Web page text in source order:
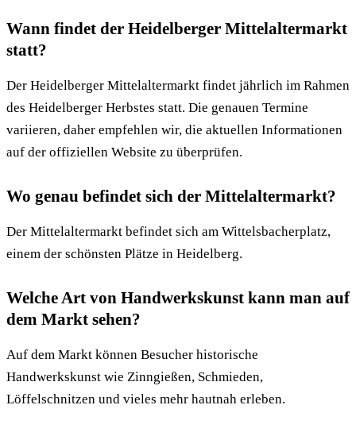
Wann findet der Heidelberger Mittelaltermarkt
statt?
Der Heidelberger Mittelaltermarkt findet jährlich im Rahmen
des Heidelberger Herbstes statt. Die genauen Termine
variieren, daher empfehlen wir, die aktuellen Informationen
auf der offiziellen Website zu überprüfen.
Wo genau befindet sich der Mittelaltermarkt?
Der Mittelaltermarkt befindet sich am Wittelsbacherplatz,
einem der schönsten Plätze in Heidelberg.
Welche Art von Handwerkskunst kann man auf
dem Markt sehen?
Auf dem Markt können Besucher historische
Handwerkskunst wie Zinngießen, Schmieden,
Löffelschnitzen und vieles mehr hautnah erleben.